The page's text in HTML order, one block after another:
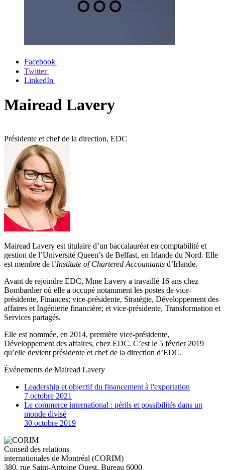
Facebook
Twitter
LinkedIn
Mairead Lavery
Présidente et chef de la direction, EDC
Mairead Lavery est titulaire d’un baccalauréat en comptabilité et
gestion de l’Université Queen’s de Belfast, en Irlande du Nord. Elle
est membre de l’Institute of Chartered Accountants d’Irlande.
Avant de rejoindre EDC, Mme Lavery a travaillé 16 ans chez
Bombardier où elle a occupé notamment les postes de vice-
présidente, Finances; vice-présidente, Stratégie, Développement des
affaires et Ingénierie financière; et vice-présidente, Transformation et
Services partagés.
Elle est nommée, en 2014, première vice-présidente,
Développement des affaires, chez EDC. C’est le 5 février 2019
qu’elle devient présidente et chef de la direction d’EDC.
Événements de Mairead Lavery
Leadership et objectif du financement à l'exportation
7 octobre 2021
Le commerce international : périls et possibilités dans un
monde divisé
30 octobre 2019
Conseil des relations
internationales de Montréal (CORIM)
380, rue Saint-Antoine Ouest, Bureau 6000